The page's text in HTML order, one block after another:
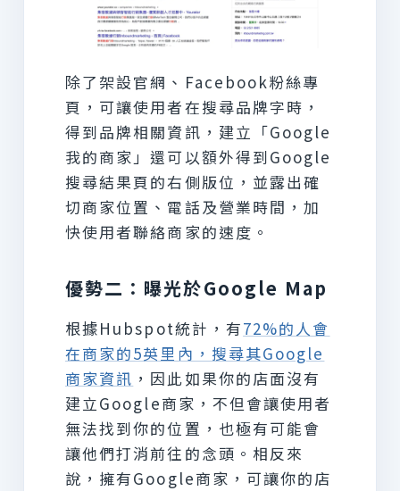
除了架設官網、Facebook粉絲專
頁，可讓使用者在搜尋品牌字時，
得到品牌相關資訊，建立「Google
我的商家」還可以額外得到Google
搜尋結果頁的右側版位，並露出確
切商家位置、電話及營業時間，加
快使用者聯絡商家的速度。
優勢二：曝光於Google Map
根據Hubspot統計，有72%的人會
在商家的5英里內，搜尋其Google
商家資訊 ，因此如果你的店面沒有
建立Google商家，不但會讓使用者
無法找到你的位置，也極有可能會
讓他們打消前往的念頭。相反來
說，擁有Google商家，可讓你的店